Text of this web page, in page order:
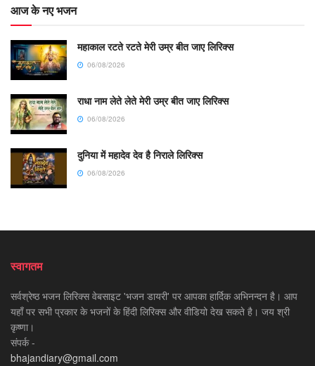
आज के नए भजन
महाकाल रटते रटते मेरी उम्र बीत जाए लिरिक्स
06/08/2026
राधा नाम लेते लेते मेरी उम्र बीत जाए लिरिक्स
06/08/2026
दुनिया में महादेव देव है निराले लिरिक्स
06/08/2026
स्वागतम
सर्वश्रेष्ठ भजन लिरिक्स वेबसाइट 'भजन डायरी' पर आपका हार्दिक अभिनन्दन है। आप
यहाँ पर सभी प्रकार के भजनों के हिंदी लिरिक्स और वीडियो देख सकते है। जय श्री
कृष्णा।
संपर्क -
bhajandiary@gmail.com